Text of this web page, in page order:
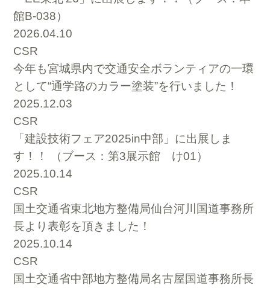
館B-038）
2026.04.10
CSR
今年も宮城県内で交通安全ボランティアの一環
として“通学路のカラー塗装”を行いました！
2025.12.03
CSR
「建設技術フェア2025in中部」に出展しま
す！！ （ブース：第3展示館 け01）
2025.10.14
CSR
国土交通省東北地方整備局仙台河川国道事務所
長より表彰を頂きました！
2025.10.14
CSR
国土交通省中部地方整備局名古屋国道事務所長